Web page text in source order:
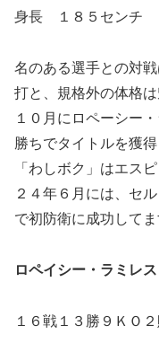
身長 １８５センチ
名のある選手との対
打と、規格外の体格
１０月にロペーシー
勝ちでタイトルを獲
「わしボク」はエス
２４年６月には、セ
で初防衛に成功してま
ロペイシー・ラミレ
１６戦１３勝９ＫＯ